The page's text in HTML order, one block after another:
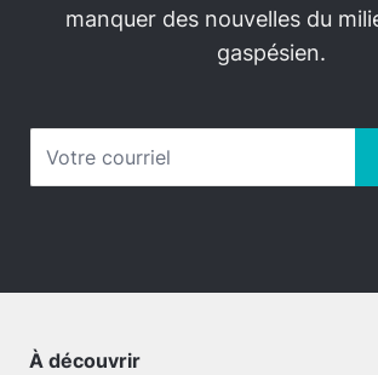
manquer des nouvelles du
gaspésien.
À découvrir